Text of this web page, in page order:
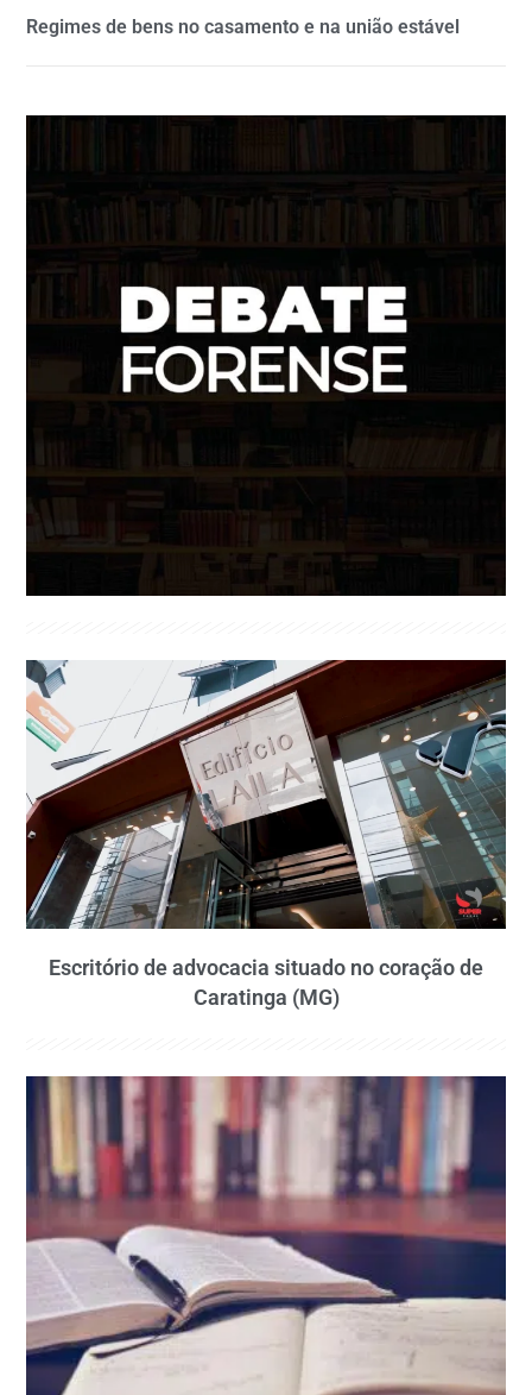
Regimes de bens no casamento e na união estável
Escritório de advocacia situado no coração de
Caratinga (MG)